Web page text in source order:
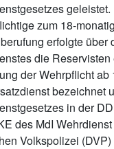
zum 18-
erfolgte
die
der Wehrpflicht
bezeichnet
in der
des MdI
Volkspolizei